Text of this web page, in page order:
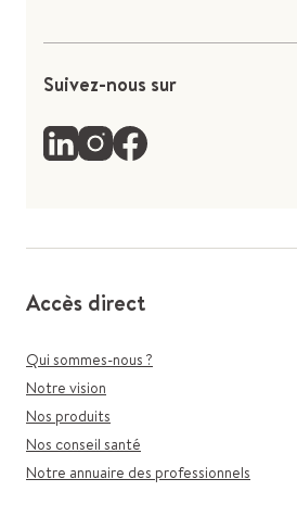
Suivez-nous sur
Accès direct
Qui sommes-nous ?
Notre vision
Nos produits
Nos conseil santé
Notre annuaire des professionnels